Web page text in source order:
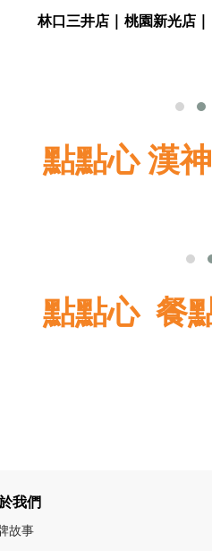
林口三井店 | 桃園新光店
點點心 漢
點點心 餐
我們
故事